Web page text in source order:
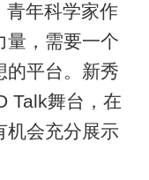
青年科学家作
量，需要一个
的平台。新秀
Talk舞台，在
机会充分展示